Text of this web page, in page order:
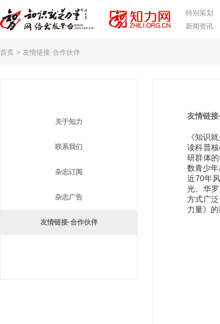
特别策划
新闻资讯
首页 > 友情链接·合作伙伴
关于知力
联系我们
杂志订阅
杂志广告
友情链接·合作伙伴
友情链接
《知识
读科普
研群体
数青少
近70年
光、华
方式广
力量》